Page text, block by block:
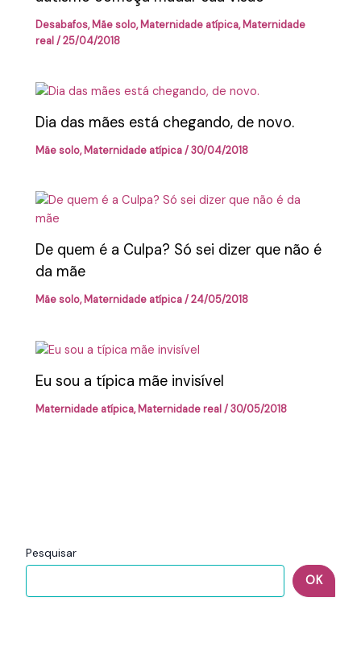
Pesquisar
OK
Desabafos,Mãe solo,Maternidade atípica,Maternidade
real/25/04/2018
Dia das mães está chegando, de novo.
Mãe solo,Maternidade atípica/30/04/2018
De quem é a Culpa? Só sei dizer que não é
da mãe
Mãe solo,Maternidade atípica/24/05/2018
Eu sou a típica mãe invisível
Maternidade atípica,Maternidade real/30/05/2018